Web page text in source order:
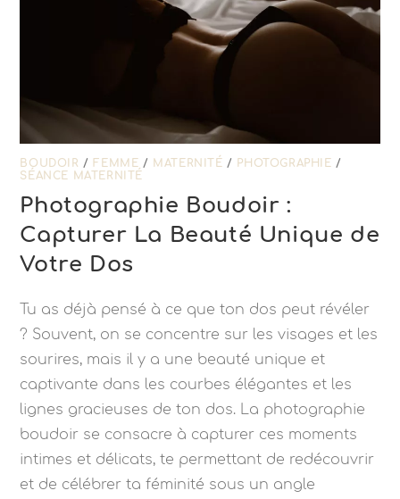
BOUDOIR / FEMME / MATERNITÉ / PHOTOGRAPHIE /
SÉANCE MATERNITÉ
Photographie Boudoir :
Capturer La Beauté Unique de
Votre Dos
Tu as déjà pensé à ce que ton dos peut révéler
? Souvent, on se concentre sur les visages et les
sourires, mais il y a une beauté unique et
captivante dans les courbes élégantes et les
lignes gracieuses de ton dos. La photographie
boudoir se consacre à capturer ces moments
intimes et délicats, te permettant de redécouvrir
et de célébrer ta féminité sous un angle